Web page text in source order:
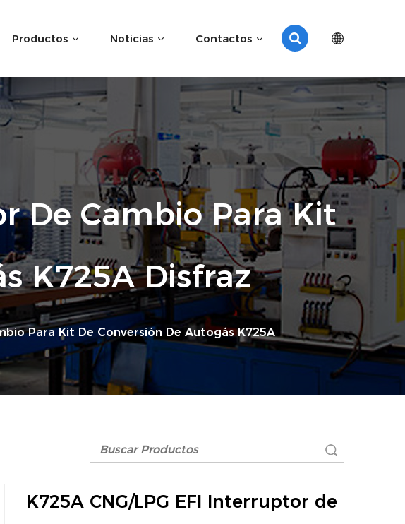
Productos Noticias Contactos
De Cambio Para Kit
K725A Disfraz
Para Kit De Conversión De Autogás K725A
K725A CNG/LPG EFI Interruptor de